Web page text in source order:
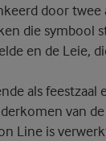
door twee
die symbool
en de Leie,
als feestzaal
van de
Line is